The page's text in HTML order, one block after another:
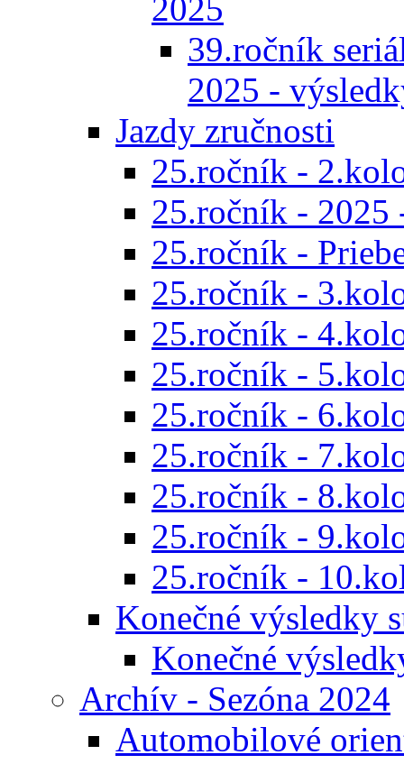
2025
39.ročník
2025 -
Jazdy zručnosti
25.ročník -
25.ročník - 2025
25.ročník -
25.ročník -
25.ročník -
25.ročník -
25.ročník -
25.ročník -
25.ročník -
25.ročník -
25.ročník -
Konečné výsledky
Konečné
Archív - Sezóna 2024
Automobilové